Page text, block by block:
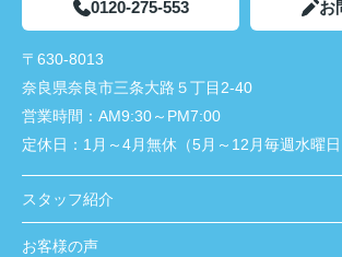
0120-275-553 お
〒630-8013
奈良県奈良市三条大路５丁目2-40
営業時間： AM9:30～PM7:00
定休日： 1月～4月無休（5月～12月毎週水曜日
スタッフ紹介
お客様の声